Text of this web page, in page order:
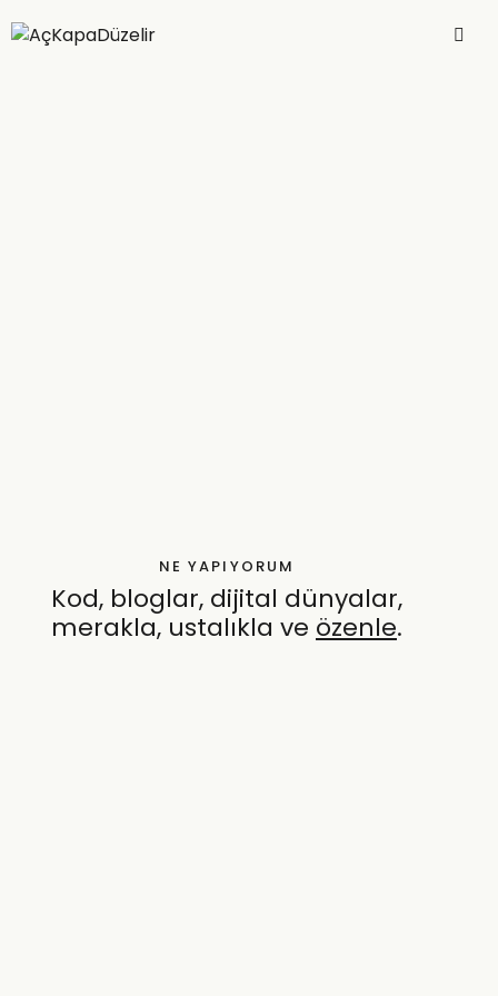
NE YAPIYORUM
Kod, bloglar, dijital dünyalar,
merakla, ustalıkla ve özenle.